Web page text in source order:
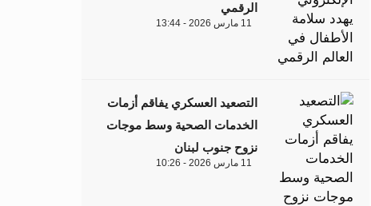
الرقمي
11 مارس 2026 - 13:44
التصعيد العسكري يفاقم أزمات
الخدمات الصحية وسط موجات
نزوح جنوب لبنان
11 مارس 2026 - 10:26